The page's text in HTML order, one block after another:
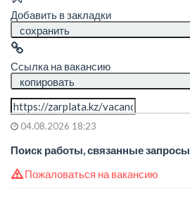
Добавить в закладки
сохранить
Ссылка на вакансию
копировать
04.08.2026 18:23
Поиск работы, связанные запросы
Пожаловаться на вакансию